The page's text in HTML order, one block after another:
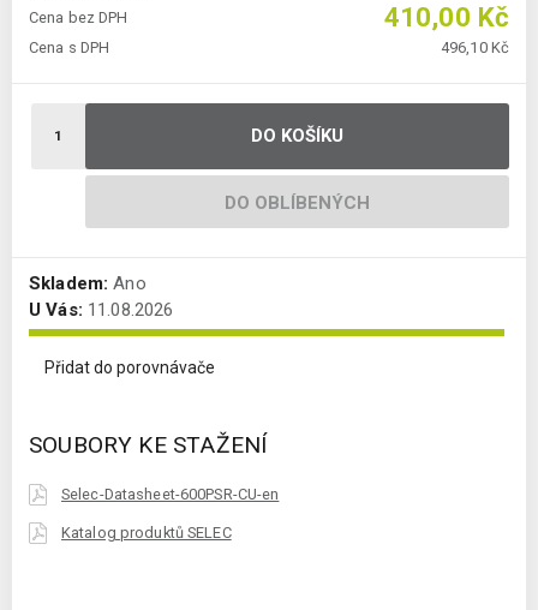
Cena bez DPH
410,00 Kč
Cena s DPH 496,10 Kč
DO KOŠÍKU
DO OBLÍBENÝCH
Skladem: Ano
U Vás: 11.08.2026
Přidat do porovnávače
SOUBORY KE STAŽENÍ
Selec-Datasheet-600PSR-CU-en
Katalog produktů SELEC